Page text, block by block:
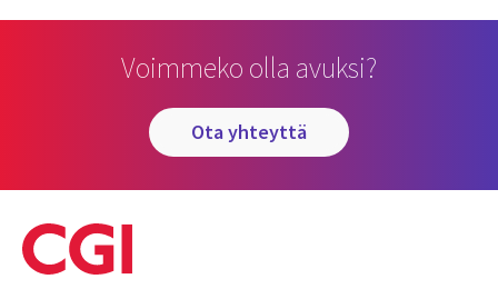
Voimmeko olla avuksi?
ota yhteyttä